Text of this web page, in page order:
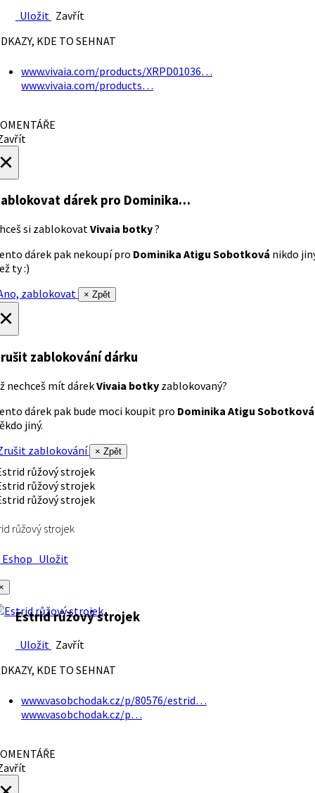
Uložit Zavřít
KDE TO SEHNAT
www.vivaia.com/products/XRPD01036…
www.vivaia.com/products…
dárek pro Dominika…
si zablokovatVivaia botky?
dárek pak nekoupí pro Dominika Atigu Sobotková nikdo
ty :)
zablokovat
× Zpět
zablokování dárku
nechceš mít dárekVivaia botky zablokovaný?
dárek pak bude moci koupit pro Dominika Atigu Sobotková
jiný.
zablokování
× Zpět
růžový strojek
Uložit
Estrid růžový strojek
Uložit Zavřít
KDE TO SEHNAT
www.vasobchodak.cz/p/80576/estrid…
www.vasobchodak.cz/p…